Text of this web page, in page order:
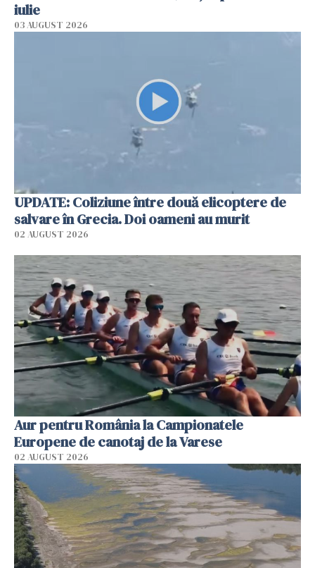
iulie
03 AUGUST 2026
UPDATE: Coliziune între două elicoptere de
salvare în Grecia. Doi oameni au murit
02 AUGUST 2026
Aur pentru România la Campionatele
Europene de canotaj de la Varese
02 AUGUST 2026